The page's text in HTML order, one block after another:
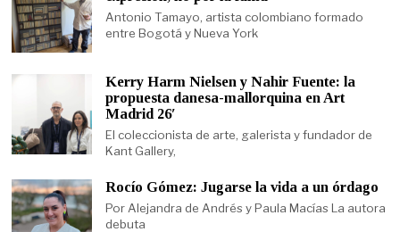
Antonio Tamayo, artista colombiano formado
entre Bogotá y Nueva York
Kerry Harm Nielsen y Nahir Fuente: la
propuesta danesa-mallorquina en Art
Madrid 26′
El coleccionista de arte, galerista y fundador de
Kant Gallery,
Rocío Gómez: Jugarse la vida a un órdago
Por Alejandra de Andrés y Paula Macías La autora
debuta